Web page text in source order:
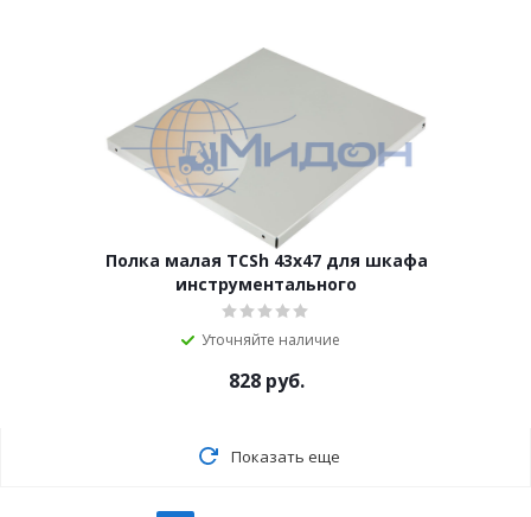
Полка малая TCSh 43х47 для шкафа
инструментального
Уточняйте наличие
828руб.
Показать еще